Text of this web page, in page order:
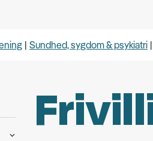
Sundhed, sygdom & psykiatri